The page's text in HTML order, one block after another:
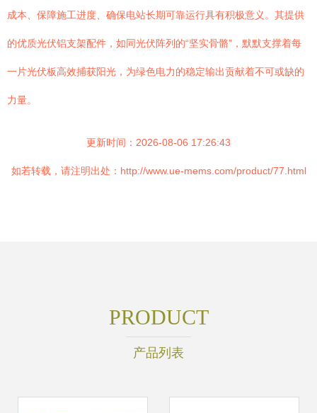
成本、保障施工进度、确保电站长期可靠运行具有积极意义。其提供
的优质光伏铝支架配件，如同光伏阵列的“坚实骨骼”，默默支撑着每
一片光伏板高效捕获阳光，为绿色电力的稳定输出贡献着不可或缺的
力量。
更新时间：2026-08-06 17:26:43
如若转载，请注明出处：http://www.ue-mems.com/product/77.html
PRODUCT
产品列表